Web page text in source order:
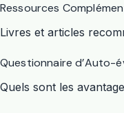
Ressources
Livres et articles
Questionnaire d’Auto-
Quels sont les